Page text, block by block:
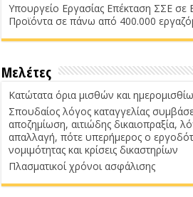
Υπουργείο Εργασίας Επέκταση ΣΣΕ σε
Προϊόντα σε πάνω από 400.000
Μελέτες
Κατώτατα όρια μισθών και
Σπουδαίος λόγος καταγγελίας
αποζημίωση, αιτιώδης δικαιοπραξία,
απαλλαγή, πότε υπερήμερος ο
νομιμότητας και κρίσεις δικαστηρίων
Πλασματικοί χρόνοι ασφάλισης